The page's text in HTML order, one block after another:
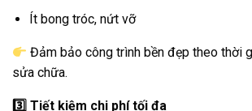
Ít bong tróc, nứt vỡ
Đảm bảo công trình bền đẹp theo thời
sửa chữa.
3️ Tiết kiệm chi phí tối đa